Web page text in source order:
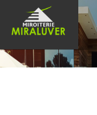
contenu